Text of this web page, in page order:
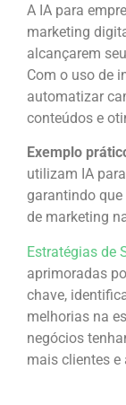
A IA para
marketing
alcançarem
Com o uso de
automatizar
conteúdos e
Exemplo
utilizam IA
garantindo
de marketing
Estratégias de
aprimoradas
chave,
melhorias na
negócios
mais clientes e